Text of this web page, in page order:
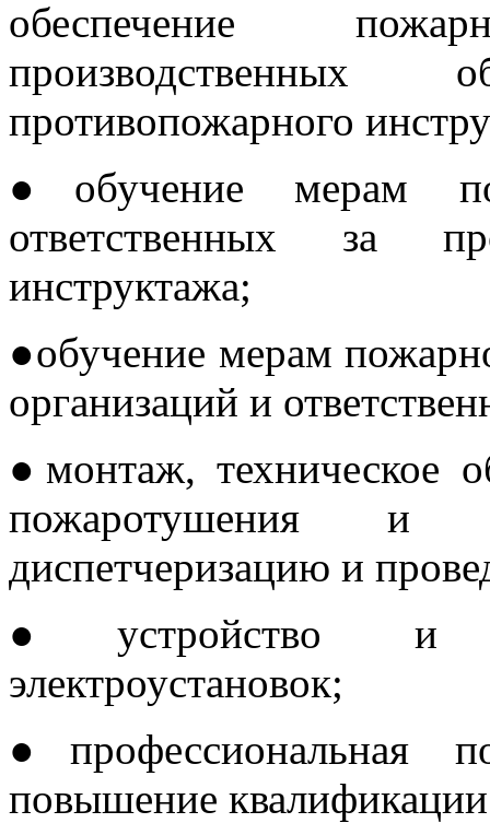
обеспечение
противопожарного
●обучение мерам
ответственных за
инструктажа;
●обучение мерам
организаций и
●монтаж, техническое
пожаротушения и
диспетчеризацию и
●устройство и
электроустановок;
●профессиональная
повышение